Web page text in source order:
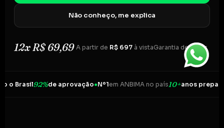
Não conheço, me explica
12x R$ 69,69 A partir de R$ 697 à vistaGarantia de 7 dias
92%de aprovação●Nº1em ANBIMA no país10+anos preparando